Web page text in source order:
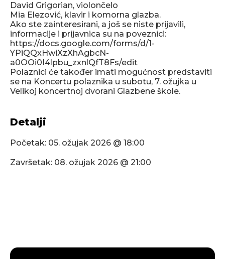
David Grigorian, violončelo
Mia Elezović, klavir i komorna glazba.
Ako ste zainteresirani, a još se niste prijavili,
informacije i prijavnica su na poveznici:
https://docs.google.com/forms/d/1-
YPiQQxHwiXzXhAgbcN-
a0OOi0I4lpbu_zxnlQfT8Fs/edit
Polaznici će također imati mogućnost predstaviti
se na Koncertu polaznika u subotu, 7. ožujka u
Velikoj koncertnoj dvorani Glazbene škole.
Detalji
Početak: 05. ožujak 2026 @ 18:00
Završetak: 08. ožujak 2026 @ 21:00